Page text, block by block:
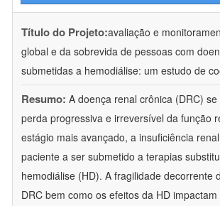
Título do Projeto:avaliação e
global e da sobrevida de pessoas com
submetidas a hemodiálise: um estudo de
Resumo: A doença renal crônica (DRC)
perda progressiva e irreversível da função
estágio mais avançado, a insuficiência
paciente a ser submetido a terapias
hemodiálise (HD). A fragilidade decorrente
DRC bem como os efeitos da HD